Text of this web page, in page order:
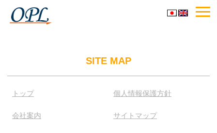
SITE MAP
トップ
会社案内
個人情報保護方針
サイトマップ